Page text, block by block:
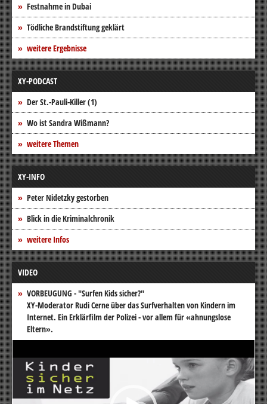
Festnahme in Dubai
Tödliche Brandstiftung geklärt
weitere Ergebnisse
XY-PODCAST
Der St.-Pauli-Killer (1)
Wo ist Sandra Wißmann?
weitere Themen
XY-INFO
Peter Nidetzky gestorben
Blick in die Kriminalchronik
weitere Infos
VIDEO
VORBEUGUNG - "Surfen Kids sicher?"
XY-Moderator Rudi Cerne über das Surfverhalten von Kindern im
Internet. Ein Erklärfilm der Polizei - vor allem für «ahnungslose
Eltern».
Video-